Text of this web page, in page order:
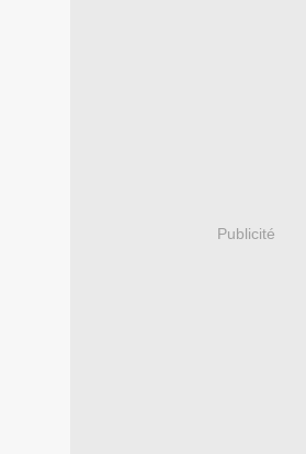
Publicité